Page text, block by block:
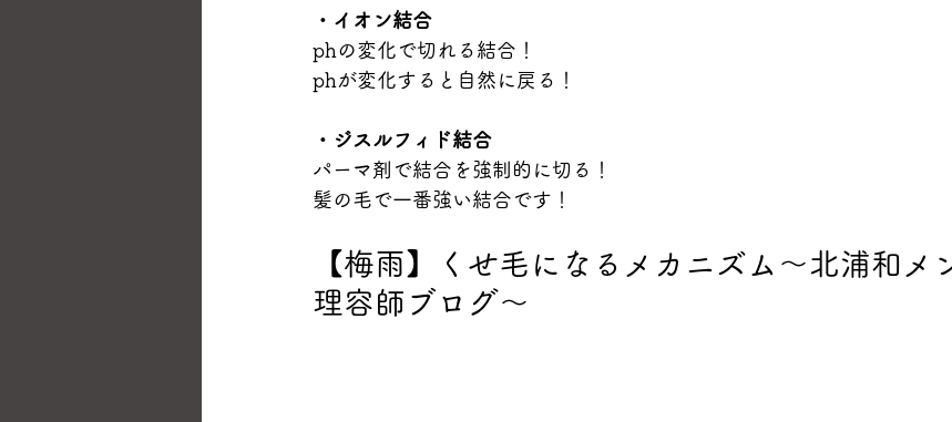
・イオン結合
phの変化で切れる結合！
phが変化すると自然に戻る！
・ジスルフィド結合
パーマ剤で結合を強制的に切る！
髪の毛で一番強い結合です！
【梅雨】くせ毛になるメカニズム～北浦和メ
理容師ブログ～